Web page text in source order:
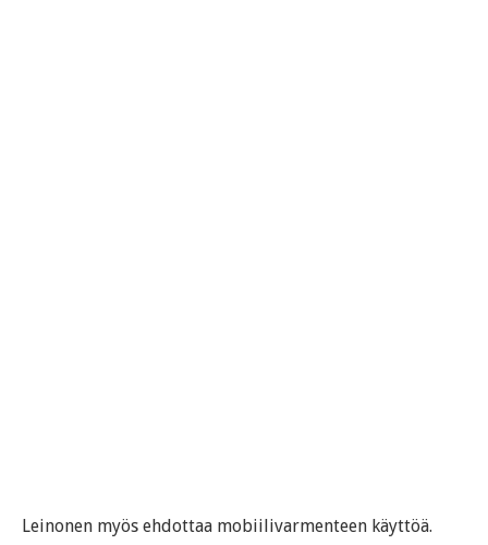
Leinonen myös ehdottaa mobiilivarmenteen käyttöä.